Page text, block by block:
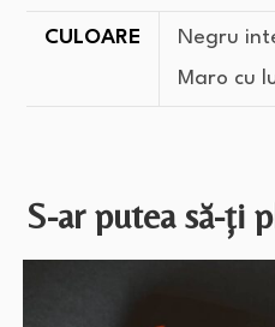
CULOARE
Negru
Maro cu
S-ar putea să-ți